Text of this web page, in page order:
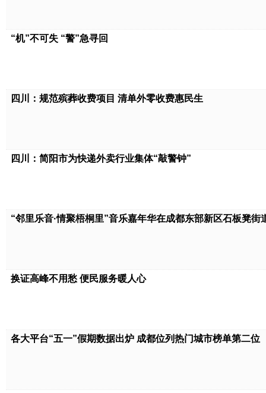
“机”不可失 “警”急寻回
四川：规范殡葬收费项目 清单外零收费惠民生
四川：简阳市为快递外卖行业集体“敲警钟”
“邻里乐音·情聚梧桐里”音乐嘉年华在成都东部新区石板凳街
换证高峰不用愁 便民服务暖人心
各大平台“五一”假期数据出炉 成都位列热门城市榜单第二位